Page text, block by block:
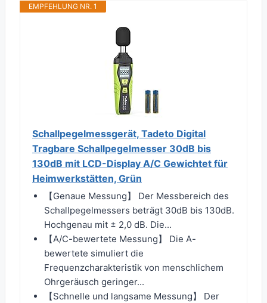
EMPFEHLUNG NR. 1
Schallpegelmessgerät, Tadeto Digital
Tragbare Schallpegelmesser 30dB bis
130dB mit LCD-Display A/C Gewichtet für
Heimwerkstätten, Grün
【Genaue Messung】 Der Messbereich des
Schallpegelmessers beträgt 30dB bis 130dB.
Hochgenau mit ± 2,0 dB. Die...
【A/C-bewertete Messung】 Die A-
bewertete simuliert die
Frequenzcharakteristik von menschlichem
Ohrgeräusch geringer...
【Schnelle und langsame Messung】 Der